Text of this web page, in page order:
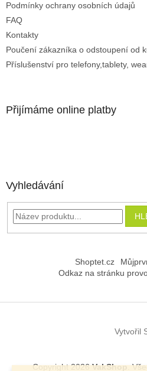
Podmínky ochrany osobních údajů
FAQ
Kontakty
Poučení zákazníka o odstoupení od
Příslušenství pro telefony,tablety,
Přijímáme online platby
Vyhledávání
Shoptet.cz
Odkaz na stránku
Vytvořil
Copyright 2026VakShop.